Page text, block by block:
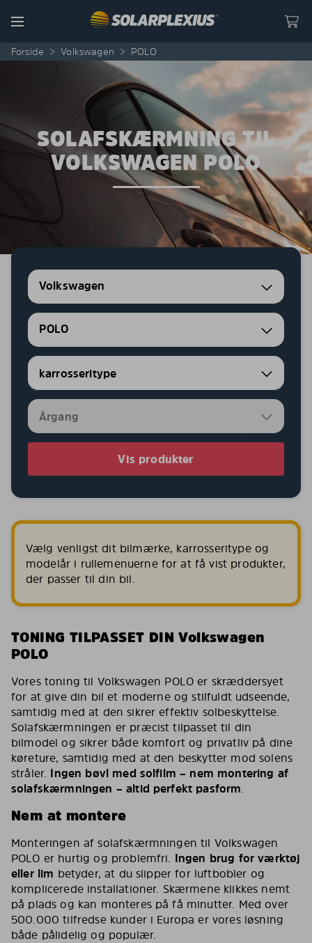
Menu
Forside > Volkswagen > POLO
SOLAFSKÆRMNING TIL
VOLKSWAGEN POLO
Volkswagen
POLO
Vis produkter
Vælg venligst dit bilmærke, karrosseritype og
modelår i rullemenuerne for at få vist produkter,
der passer til din bil.
TONING TILPASSET DIN Volkswagen
POLO
Vores toning til Volkswagen POLO er skræddersyet
for at give din bil et moderne og stilfuldt udseende,
samtidig med at den sikrer effektiv solbeskyttelse.
Solafskærmningen er præcist tilpasset til din
bilmodel og sikrer både komfort og privatliv på dine
køreture, samtidig med at den beskytter mod solens
stråler. Ingen bøvl med solfilm – nem montering af
solafskærmningen – altid perfekt pasform.
Nem at montere
Monteringen af solafskærmningen til Volkswagen
POLO er hurtig og problemfri. Ingen brug for værktøj
eller lim betyder, at du slipper for luftbobler og
komplicerede installationer. Skærmene klikkes nemt
på plads og kan monteres på få minutter. Med over
500.000 tilfredse kunder i Europa er vores løsning
både pålidelig og populær.